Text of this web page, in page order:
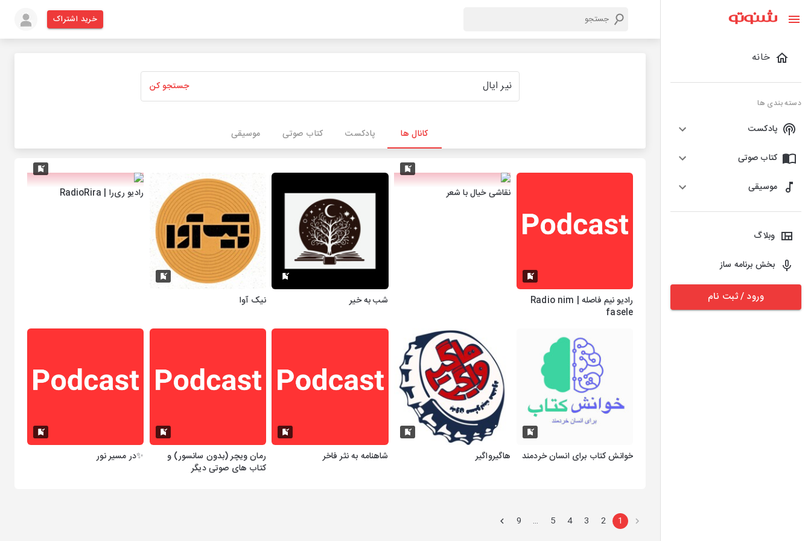
خانه
دسته بندی ها
پادکست
کتاب صوتی
موسیقی
وبلاگ
بخش برنامه ساز
ورود / ثبت نام
خرید اشتراک
جستجو کن
کانال ها پادکست کتاب صوتی موسیقی
رادیو نیم فاصله | Radio nim
fasele
نقاشی خیال با شعر
شب به خیر نیک‌ آوا
رادیو ری‌را | RadioRira
خوانش کتاب برای انسان خردمند هاگیرواگیر شاهنامه به نثر فاخر
رمان ویچر (بدون سانسور) و
کتاب های صوتی دیگر
✨در مسیر نور
1
2
3
4
5
…
9